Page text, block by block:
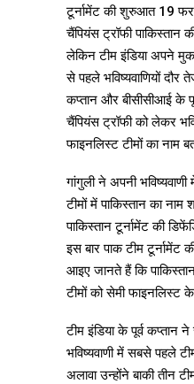
टूर्नामेंट की शुरुआत 19
चैंपियंस ट्रॉफी पाकिस्तान
लेकिन टीम इंडिया अपने
से पहले भविष्यवाणियों दौर
कप्तान और बीसीसीआई के
चैंपियंस ट्रॉफी को लेकर
फाइनलिस्ट टीमों का नाम
गांगुली ने अपनी
टीमों में पाकिस्तान का नाम
पाकिस्तान टूर्नामेंट की
इस बार पाक टीम टूर्नामेंट
आइए जानते हैं कि
टीमों को सेमी फाइनलिस्ट
टीम इंडिया के पूर्व कप्तान
भविष्यवाणी में सबसे पहले
अलावा उन्होंने बाकी तीन